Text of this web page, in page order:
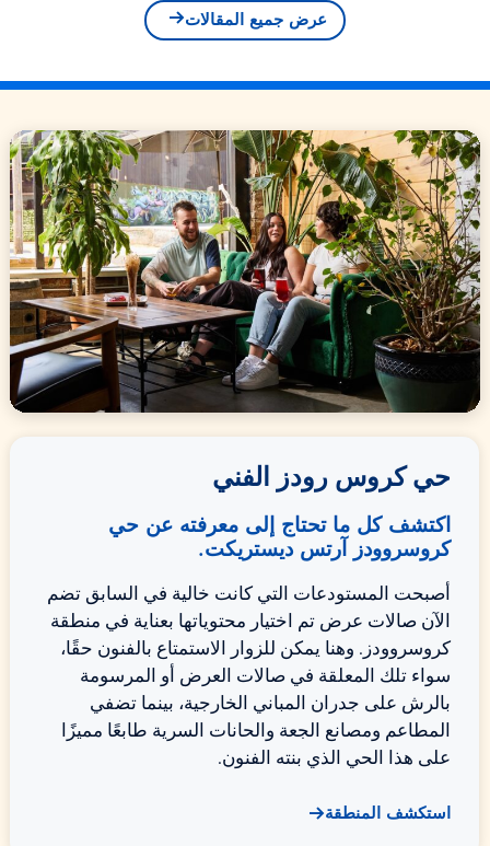
عرض جميع المقالات
حي كروس رودز الفني
اكتشف كل ما تحتاج إلى معرفته عن حي
كروسروودز آرتس ديستريكت.
أصبحت المستودعات التي كانت خالية في السابق تضم
الآن صالات عرض تم اختيار محتوياتها بعناية في منطقة
كروسروودز. وهنا يمكن للزوار الاستمتاع بالفنون حقًا،
سواء تلك المعلقة في صالات العرض أو المرسومة
بالرش على جدران المباني الخارجية، بينما تضفي
المطاعم ومصانع الجعة والحانات السرية طابعًا مميزًا
على هذا الحي الذي بنته الفنون.
استكشف المنطقة